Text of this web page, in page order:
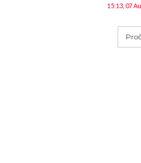
15:13, 07